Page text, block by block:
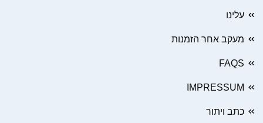
עלינו
מעקב אחר הזמנות
FAQS
IMPRESSUM
כתב ויתור